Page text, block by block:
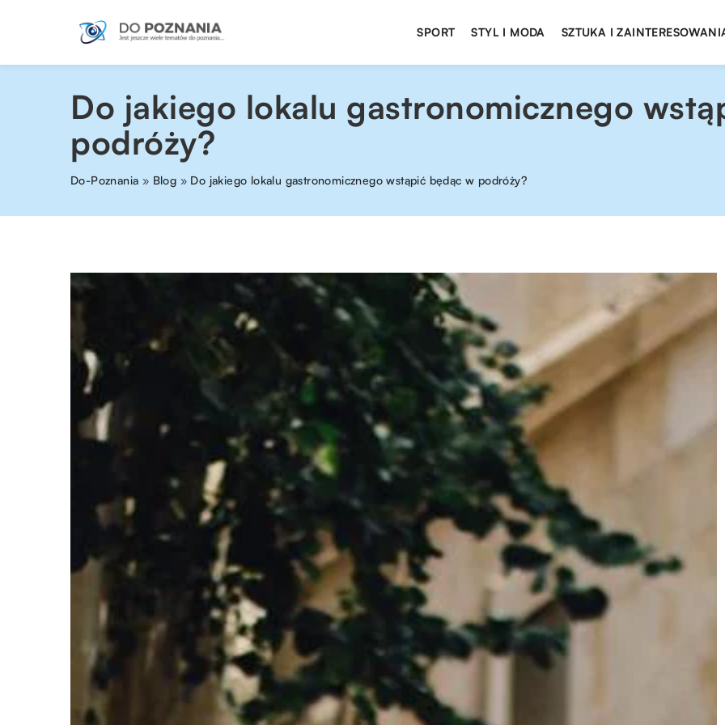
SPORT STYL I MODA SZTUKA I
Do jakiego lokalu gastronomicznego
podróży?
Do-Poznania » Blog » Do jakiego lokalu gastronomicznego wstąpić będąc w podróży?